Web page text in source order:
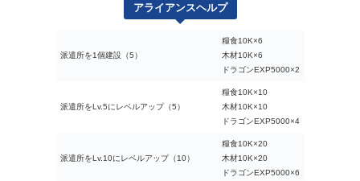
アライアンスヘルプ
派遣所を1個建設（5）
糧食10K×6
木材10K×6
ドラゴンEXP5000×2
派遣所をLv.5にレベルアップ（5）
糧食10K×10
木材10K×10
ドラゴンEXP5000×4
派遣所をLv.10にレベルアップ（10）
糧食10K×20
木材10K×20
ドラゴンEXP5000×6